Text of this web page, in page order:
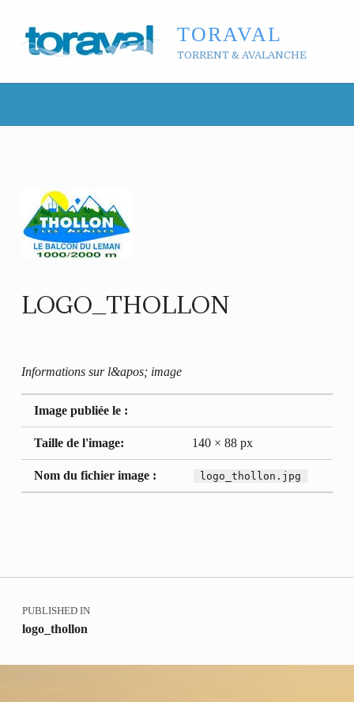
TORAVAL
TORRENT & AVALANCHE
LOGO_THOLLON
Informations sur l&apos; image
Image publiée le :
Taille de l'image: 140 × 88 px
Nom du fichier image : logo_thollon.jpg
Navigation de l’article
PUBLISHED IN
logo_thollon